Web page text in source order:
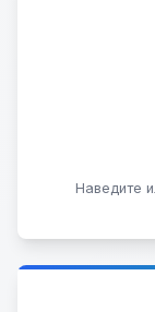
Наведите
Прием